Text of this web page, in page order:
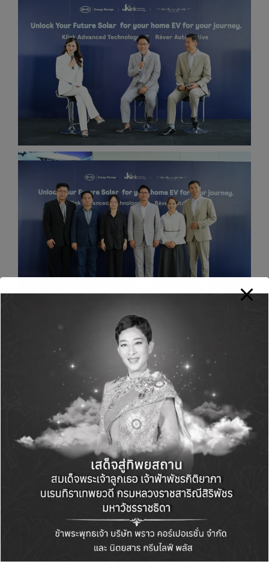
การลงนามของ และเคลิงค์
ก้าวสำคัญของการสร้างระบบนิเวศของรถยนต์
ไฟฟ้า ที่สมบูรณ์ไปอีกขั้น ผ่านการนำระบบโซลาร์
เซลล์มาจัดแสดงที่โชว์รูมรถยนต์พลังงานใหม่
ช่วยให้ลูกค้าเรเว่เป็นเจ้าของระบบโซลาร์
เซลล์ได้ง่ายขึ้น เนื่องจากมีเจ้าหน้าที่พร้อมให้คำ
ปรึกษา และไขทุกข้อสงสัยทั้งในเชิงเทคนิคและการ
เงิน ที่สำคัญ ผู้บริโภคยังมั่นใจได้ถึงประสิทธิภาพ
และความปลอดภัย ของระบบกักเก็บพลังงาน
(Energy Storage) ที่อยู่ในระบบโซลาร์เซลล์ที่
นำมาจำหน่าย เนื่องจากใช้ BYD-Battery-
Box LV 5.0 ซึ่งเป็นเทคโนโลยีเอกสิทธิ์ของBYD
สัมผัสรถยนต์พลังงานใหม่จากบีวายดีทุกรุ่น ได้ที่